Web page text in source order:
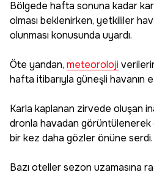
Bölgede hafta sonuna kadar
olması beklenirken, yetkililer
olunması konusunda uyardı.
Öte yandan, meteoroloji
hafta itibarıyla güneşli havanın
Karla kaplanan zirvede oluşan
dronla havadan görüntülenerek
bir kez daha gözler önüne serdi.
Bazı oteller sezon uzamasına